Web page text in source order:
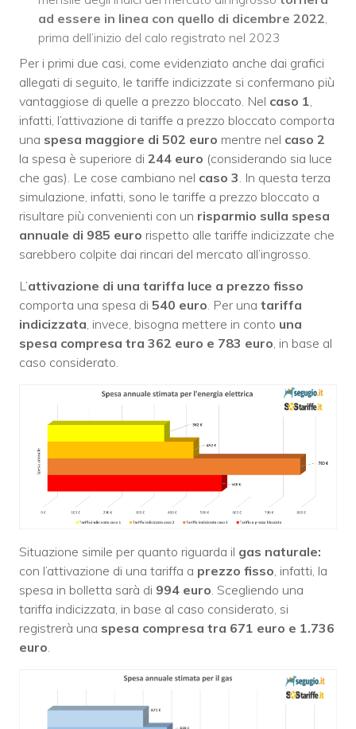
ad essere in linea con quello di dicembre 2022
prima dell’inizio del calo registrato nel 2023
Per i primi due casi, come evidenziato anche dai grafici
allegati di seguito, le tariffe indicizzate si confermano più
vantaggiose di quelle a prezzo bloccato. Nel caso 1
infatti, l’attivazione di tariffe a prezzo bloccato comporta
una spesa maggiore di 502 euro mentre nel caso 2
la spesa è superiore di 244 euro (considerando sia luce
che gas). Le cose cambiano nel caso 3 . In questa terza
simulazione, infatti, sono le tariffe a prezzo bloccato a
risultare più convenienti con un risparmio sulla spesa
annuale di 985 euro rispetto alle tariffe indicizzate che
sarebbero colpite dai rincari del mercato all’ingrosso.
L’attivazione di una tariffa luce a prezzo fisso
comporta una spesa di 540 euro . Per una tariffa
indicizzata , invece, bisogna mettere in conto una
spesa compresa tra 362 euro e 783 euro , in base al
caso considerato.
Situazione simile per quanto riguarda il gas naturale:
con l’attivazione di una tariffa a prezzo fisso , infatti, la
spesa in bolletta sarà di 994 euro . Scegliendo una
tariffa indicizzata, in base al caso considerato, si
registrerà una spesa compresa tra 671 euro e 1.736
euro